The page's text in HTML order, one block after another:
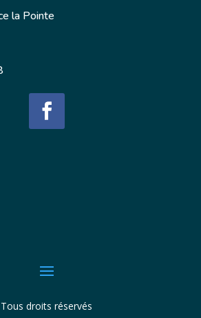
la Pointe
Tous droits réservés